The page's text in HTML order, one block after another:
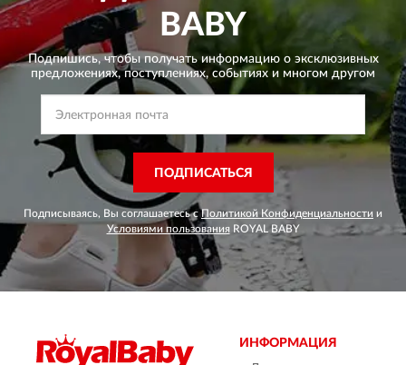
BABY
Подпишись, чтобы получать информацию о эксклюзивных
предложениях,поступлениях, событиях и многом другом
ПОДПИСАТЬСЯ
Подписываясь, Вы соглашаетесь сПолитикой Конфиденциальности и
Условиями пользования ROYAL BABY
ИНФОРМАЦИЯ